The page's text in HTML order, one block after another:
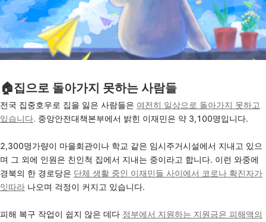
🏠집으로 돌아가지 못하는 사람들
전국 집중호우로 집을 잃은 사람들은 여전히 일상으로 돌아가지 못하고
있습니다. 중앙안전대책본부에서 밝힌 이재민은 약 3,100명입니다.
2,300명가량이 마을회관이나 학교 같은 임시주거시설에서 지내고 있으
며 그 외에 인원은 친인척 집에서 지내는 중이라고 합니다. 이런 와중에
경북의 한 경로당은 단체 생활 중인 이재민들 사이에서 코로나 확진자가
잇따라 나오며 걱정이 커지고 있습니다.
피해 복구 작업이 쉽지 않은 데다 정부에서 지원하는 지원금은 피해액의